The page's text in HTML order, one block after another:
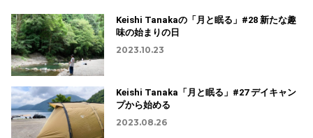
Keishi Tanakaの「月と眠る」#28 新たな趣
味の始まりの日
2023.10.23
Keishi Tanaka「月と眠る」#27 デイキャン
プから始める
2023.08.26